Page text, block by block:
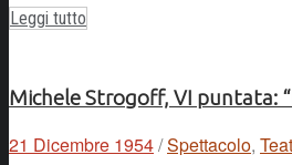
Leggi tutto
Michele Strogoff, VI puntata:
21 Dicembre 1954/Spettacolo,